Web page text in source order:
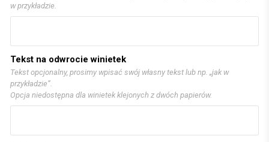
w przykładzie.
Tekst na odwrocie winietek
Tekst opcjonalny, prosimy wpisać swój własny tekst lub np. „jak w
przykładzie”.
Opcja niedostępna dla winietek klejonych z dwóch papierów.